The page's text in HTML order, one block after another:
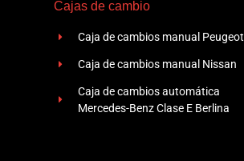
Cajas de cambio
Caja de cambios manual Peugeot
Caja de cambios manual Nissan
Caja de cambios automática
Mercedes-Benz Clase E Berlina